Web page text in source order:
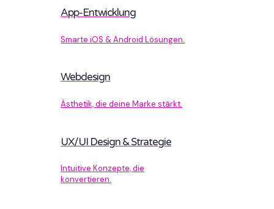
App-Entwicklung
Smarte iOS & Android Lösungen.
Webdesign
Ästhetik, die deine Marke stärkt.
UX/UI Design & Strategie
Intuitive Konzepte, die
konvertieren.